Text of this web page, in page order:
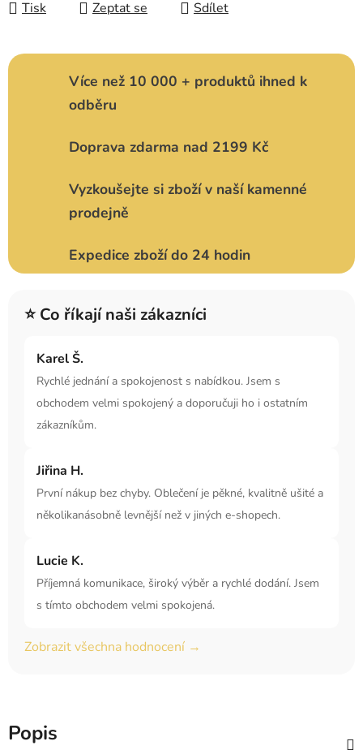
Tisk Zeptat se Sdílet
Více než 10 000 + produktů ihned k
odběru
Doprava zdarma nad 2199 Kč
Vyzkoušejte si zboží v naší kamenné
prodejně
Expedice zboží do 24 hodin
⭐ Co říkají naši zákazníci
Karel Š.
Rychlé jednání a spokojenost s nabídkou. Jsem s
obchodem velmi spokojený a doporučuji ho i ostatním
zákazníkům.
Jiřina H.
První nákup bez chyby. Oblečení je pěkné, kvalitně ušité a
několikanásobně levnější než v jiných e-shopech.
Lucie K.
Příjemná komunikace, široký výběr a rychlé dodání. Jsem
s tímto obchodem velmi spokojená.
Zobrazit všechna hodnocení →
Popis